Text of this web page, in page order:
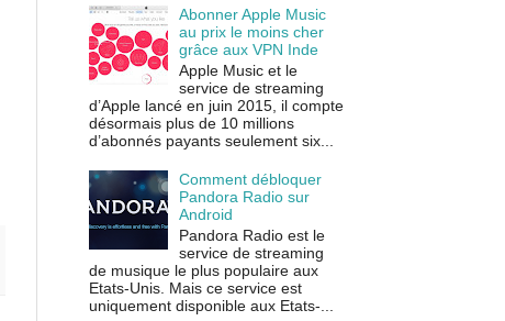
Abonner Apple Music
au prix le moins cher
grâce aux VPN Inde
Apple Music et le
service de streaming
d’Apple lancé en juin 2015, il compte
désormais plus de 10 millions
d’abonnés payants seulement six...
Comment débloquer
Pandora Radio sur
Android
Pandora Radio est le
service de streaming
de musique le plus populaire aux
Etats-Unis. Mais ce service est
uniquement disponible aux Etats-...